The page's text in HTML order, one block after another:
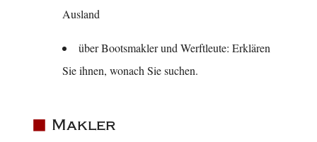
Ausland
über Bootsmakler und Werftleute: Erklären
Sie ihnen, wonach Sie suchen.
Makler